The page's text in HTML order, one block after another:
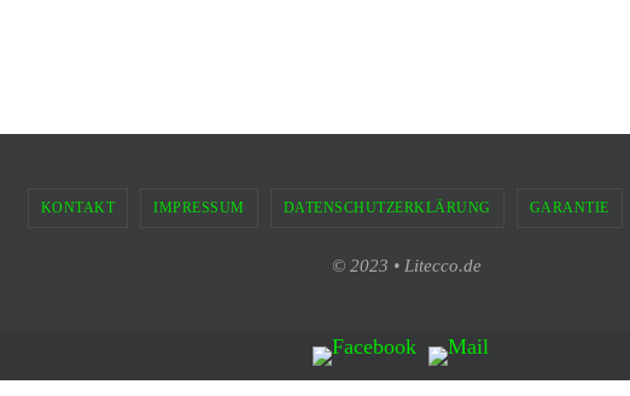
KONTAKT IMPRESSUM DATENSCHUTZERKLÄRUNG GARANTIE
© 2023 • Litecco.de